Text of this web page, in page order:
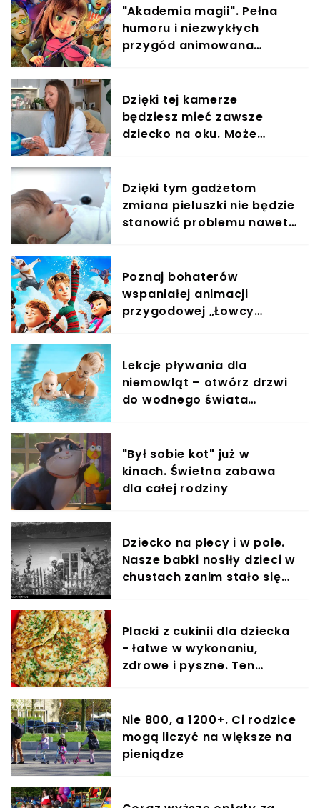
"Akademia magii". Pełna
humoru i niezwykłych
przygód animowana
Dzięki tej kamerze
będziesz mieć zawsze
dziecko na oku. Może
Dzięki tym gadżetom
zmiana pieluszki nie będzie
stanowić problemu nawet
Poznaj bohaterów
wspaniałej animacji
przygodowej „Łowcy
Lekcje pływania dla
niemowląt – otwórz drzwi
do wodnego świata
"Był sobie kot" już w
kinach. Świetna zabawa
dla całej rodziny
Dziecko na plecy i w pole.
Nasze babki nosiły dzieci w
chustach zanim stało się
Placki z cukinii dla dziecka
- łatwe w wykonaniu,
zdrowe i pyszne. Ten
Nie 800, a 1200+. Ci rodzice
mogą liczyć na większe na
pieniądze